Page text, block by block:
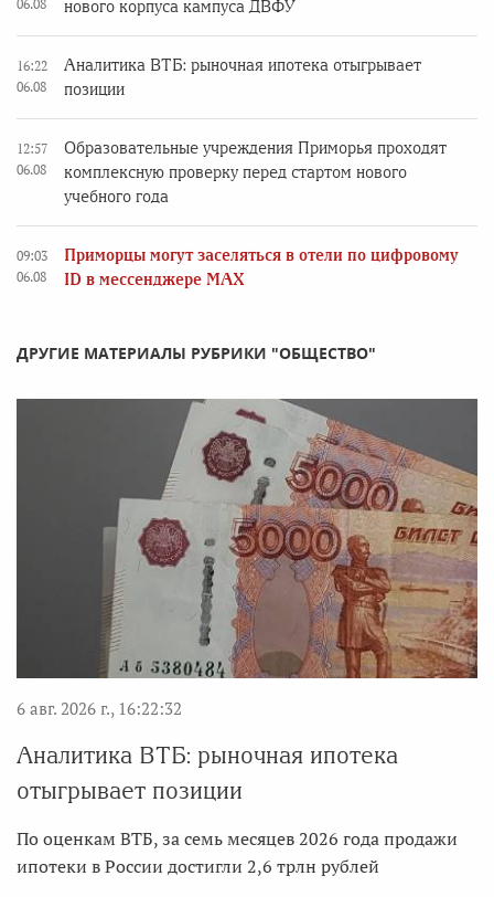
06.08
нового корпуса кампуса ДВФУ
16:22
06.08
Аналитика ВТБ: рыночная ипотека отыгрывает
позиции
12:57
06.08
Образовательные учреждения Приморья проходят
комплексную проверку перед стартом нового
учебного года
09:03
06.08
Приморцы могут заселяться в отели по цифровому
ID в мессенджере MAX
ДРУГИЕ МАТЕРИАЛЫ РУБРИКИ "ОБЩЕСТВО"
6 авг. 2026 г., 16:22:32
Аналитика ВТБ: рыночная ипотека
отыгрывает позиции
По оценкам ВТБ, за семь месяцев 2026 года продажи
ипотеки в России достигли 2,6 трлн рублей